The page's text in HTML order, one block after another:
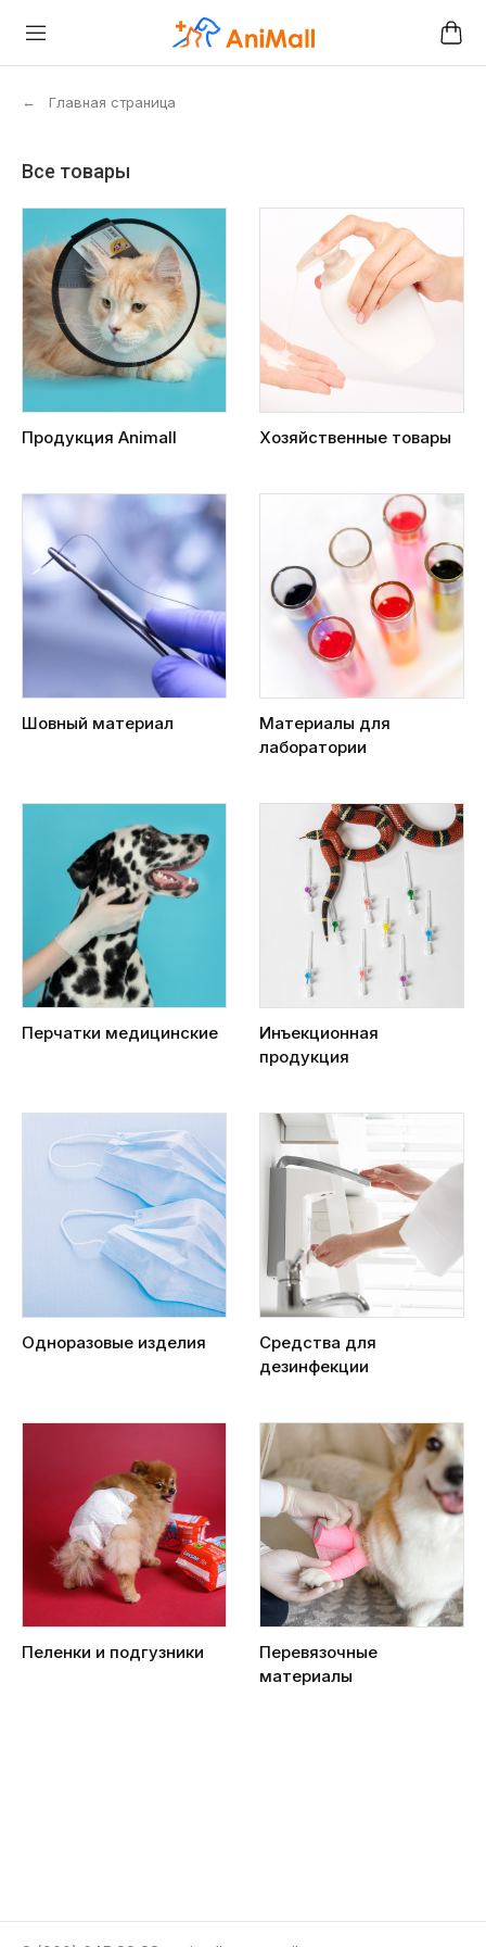
← Главная страница
Все товары
Продукция Animall Хозяйственные товары
Шовный материал
Материалы для
лаборатории
Перчатки медицинские
Инъекционная
продукция
Одноразовые изделия
Средства для
дезинфекции
Пеленки и подгузники
Перевязочные
материалы